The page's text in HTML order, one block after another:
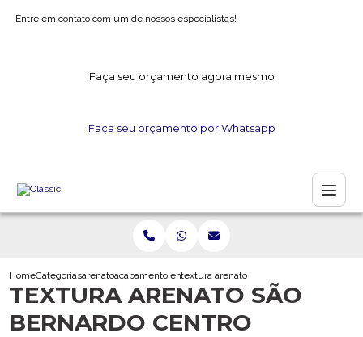
Entre em contato com um de nossos especialistas!
Faça seu orçamento agora mesmo
Faça seu orçamento por Whatsapp
HomeCategoriasarenatoacabamento em arenatotextura arenato sao bernardo centro
TEXTURA ARENATO SÃO
BERNARDO CENTRO